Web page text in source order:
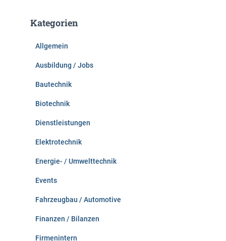
n
Kategorien
Allgemein
Ausbildung / Jobs
Bautechnik
Biotechnik
Dienstleistungen
Elektrotechnik
Energie- / Umwelttechnik
Events
Fahrzeugbau / Automotive
Finanzen / Bilanzen
Firmenintern